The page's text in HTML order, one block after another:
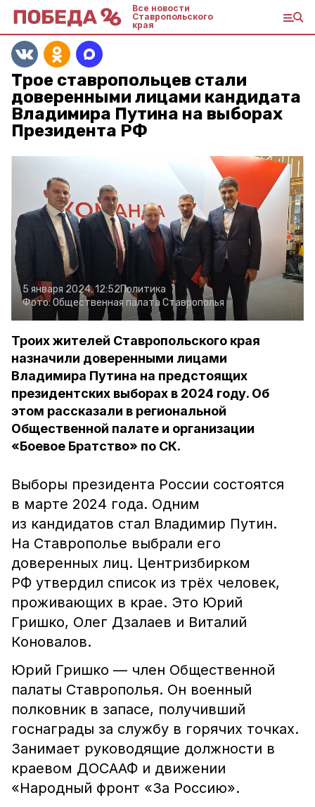
Все новости
Ставропольского
края
Трое ставропольцев стали
доверенными лицами кандидата
Владимира Путина на выборах
Президента РФ
5 января 2024, 12:52Политика
Фото:Общественная палата Ставрополья
Троих жителей Ставропольского края
назначили доверенными лицами
Владимира Путина на предстоящих
президентских выборах в 2024 году. Об
этом рассказали в региональной
Общественной палате и организации
«Боевое Братство» по СК.
Выборы президента России состоятся
в марте 2024 года. Одним
из кандидатов стал Владимир Путин.
На Ставрополье выбрали его
доверенных лиц. Центризбирком
РФ утвердил список из трёх человек,
проживающих в крае. Это Юрий
Гришко, Олег Дзалаев и Виталий
Коновалов.
Юрий Гришко — член Общественной
палаты Ставрополья. Он военный
полковник в запасе, получивший
госнаграды за службу в горячих точках.
Занимает руководящие должности в
краевом ДОСААФ и движении
«Народный фронт «За Россию».